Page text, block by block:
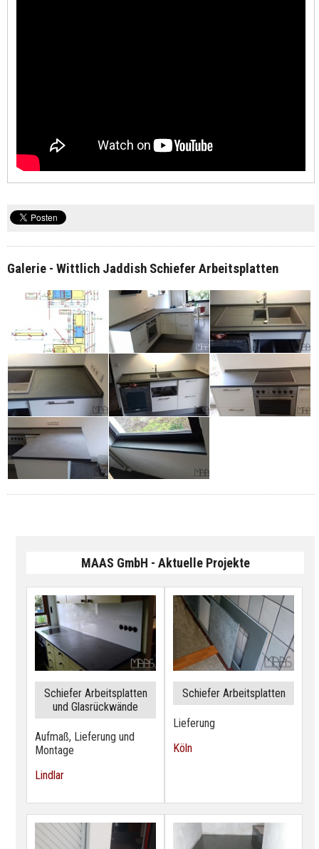
Galerie - Wittlich Jaddish Schiefer Arbeitsplatten
MAAS GmbH - Aktuelle Projekte
Schiefer Arbeitsplatten
und Glasrückwände
Aufmaß, Lieferung und
Montage
Lindlar
Schiefer Arbeitsplatten
Lieferung
Köln